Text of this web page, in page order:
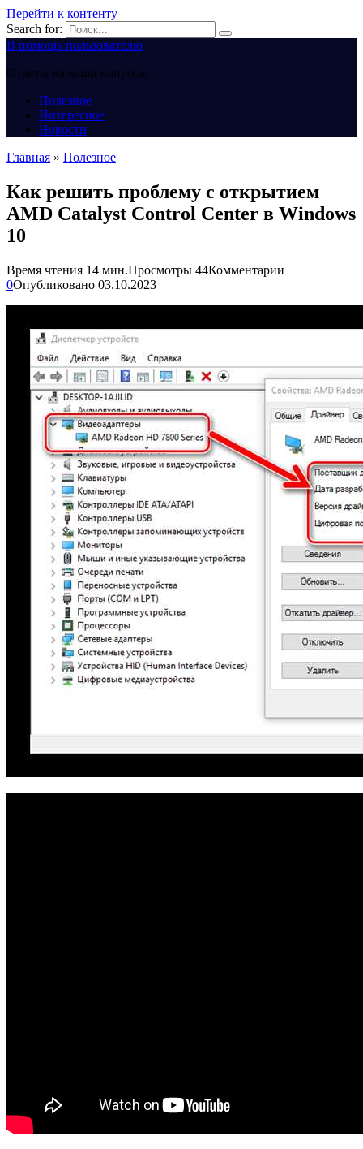
Перейти к контенту
Search for:
В помощь пользователю
Ответы на ваши вопросы
Полезное
Интересное
Новости
Главная » Полезное
Как решить проблему с открытием
AMD Catalyst Control Center в Windows
10
Время чтения 14 мин.Просмотры 44Комментарии
0Опубликовано 03.10.2023